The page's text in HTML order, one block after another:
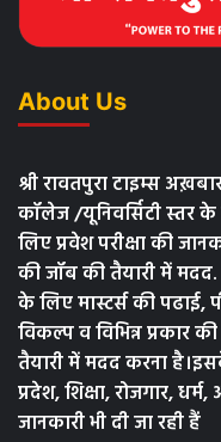
About Us
श्री रावतपुरा टाइम्स
कॉलेज /यूनिवर्सिटी स्तर
लिए प्रवेश परीक्षा की
की जॉब की तैयारी में
के लिए मास्टर्स की पढाई,
विकल्प व विभिन्न प्रकार
तैयारी में मदद करना
प्रदेश, शिक्षा, रोजगार,
जानकारी भी दी जा रही हैं